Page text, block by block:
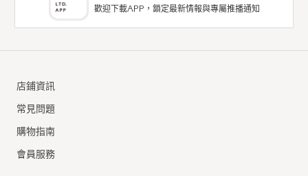
歡迎下載APP，鎖定最新情報與專屬推播通知
店鋪資訊
常見問題
購物指南
會員服務